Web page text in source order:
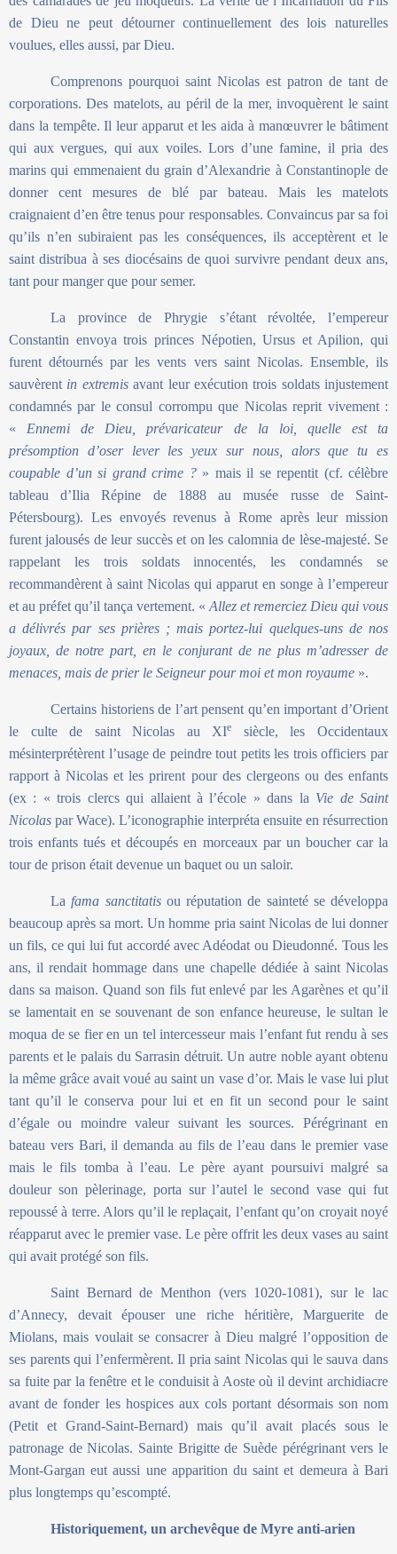
de Dieu ne peut détourner continuellement des lois naturelles
voulues, elles aussi, par Dieu.
Comprenons pourquoi saint Nicolas est patron de tant de
corporations. Des matelots, au péril de la mer, invoquèrent le saint
dans la tempête. Il leur apparut et les aida à manœuvrer le bâtiment
qui aux vergues, qui aux voiles. Lors d’une famine, il pria des
marins qui emmenaient du grain d’Alexandrie à Constantinople de
donner cent mesures de blé par bateau. Mais les matelots
craignaient d’en être tenus pour responsables. Convaincus par sa foi
qu’ils n’en subiraient pas les conséquences, ils acceptèrent et le
saint distribua à ses diocésains de quoi survivre pendant deux ans,
tant pour manger que pour semer.
La province de Phrygie s’étant révoltée, l’empereur
Constantin envoya trois princes Népotien, Ursus et Apilion, qui
furent détournés par les vents vers saint Nicolas. Ensemble, ils
sauvèrent in extremisavant leur exécution trois soldats injustement
condamnés par le consul corrompu que Nicolas reprit vivement :
« Ennemi de Dieu, prévaricateur de la loi, quelle est ta
présomption d’oser lever les yeux sur nous, alors que tu es
coupable d’un si grand crime ?» mais il se repentit (cf. célèbre
tableau d’Ilia Répine de 1888 au musée russe de Saint-
Pétersbourg). Les envoyés revenus à Rome après leur mission
furent jalousés de leur succès et on les calomnia de lèse-majesté. Se
rappelant les trois soldats innocentés, les condamnés se
recommandèrent à saint Nicolas qui apparut en songe à l’empereur
et au préfet qu’il tança vertement. « Allez et remerciez Dieu qui vous
a délivrés par ses prières ; mais portez-lui quelques-uns de nos
joyaux, de notre part, en le conjurant de ne plus m’adresser de
menaces, mais de prier le Seigneur pour moi et mon royaume ».
Certains historiens de l’art pensent qu’en important d’Orient
le culte de saint Nicolas au XIe
siècle, les Occidentaux
mésinterprétèrent l’usage de peindre tout petits les trois officiers par
rapport à Nicolas et les prirent pour des clergeons ou des enfants
(ex : « trois clercs qui allaient à l’école » dans la Vie de Saint
Nicolas par Wace). L’iconographie interpréta ensuite en résurrection
trois enfants tués et découpés en morceaux par un boucher car la
tour de prison était devenue un baquet ou un saloir.
La fama sanctitatisou réputation de sainteté se développa
beaucoup après sa mort. Un homme pria saint Nicolas de lui donner
un fils, ce qui lui fut accordé avec Adéodat ou Dieudonné. Tous les
ans, il rendait hommage dans une chapelle dédiée à saint Nicolas
dans sa maison. Quand son fils fut enlevé par les Agarènes et qu’il
se lamentait en se souvenant de son enfance heureuse, le sultan le
moqua de se fier en un tel intercesseur mais l’enfant fut rendu à ses
parents et le palais du Sarrasin détruit. Un autre noble ayant obtenu
la même grâce avait voué au saint un vase d’or. Mais le vase lui plut
tant qu’il le conserva pour lui et en fit un second pour le saint
d’égale ou moindre valeur suivant les sources. Pérégrinant en
bateau vers Bari, il demanda au fils de l’eau dans le premier vase
mais le fils tomba à l’eau. Le père ayant poursuivi malgré sa
douleur son pèlerinage, porta sur l’autel le second vase qui fut
repoussé à terre. Alors qu’il le replaçait, l’enfant qu’on croyait noyé
réapparut avec le premier vase. Le père offrit les deux vases au saint
qui avait protégé son fils.
Saint Bernard de Menthon (vers 1020-1081), sur le lac
d’Annecy, devait épouser une riche héritière, Marguerite de
Miolans, mais voulait se consacrer à Dieu malgré l’opposition de
ses parents qui l’enfermèrent. Il pria saint Nicolas qui le sauva dans
sa fuite par la fenêtre et le conduisit à Aoste où il devint archidiacre
avant de fonder les hospices aux cols portant désormais son nom
(Petit et Grand-Saint-Bernard) mais qu’il avait placés sous le
patronage de Nicolas. Sainte Brigitte de Suède pérégrinant vers le
Mont-Gargan eut aussi une apparition du saint et demeura à Bari
plus longtemps qu’escompté.
Historiquement, un archevêque de Myre anti-arien